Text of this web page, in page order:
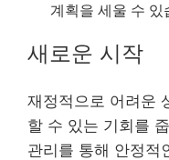
계획을 세울 수 있
새로운 시작
재정적으로 어려운
할 수 있는 기회를
관리를 통해 안정적